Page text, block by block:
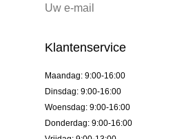
Klantenservice
Maandag: 9:00-16:00
Dinsdag: 9:00-16:00
Woensdag: 9:00-16:00
Donderdag: 9:00-16:00